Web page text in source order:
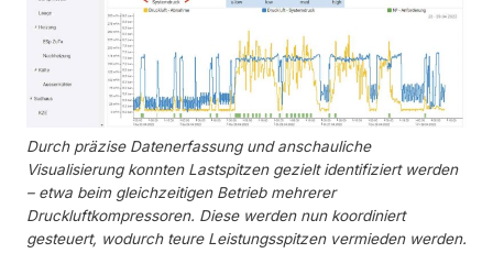
Durch präzise Datenerfassung und anschauliche
Visualisierung konnten Lastspitzen gezielt identifiziert werden
– etwa beim gleichzeitigen Betrieb mehrerer
Druckluftkompressoren. Diese werden nun koordiniert
gesteuert, wodurch teure Leistungsspitzen vermieden werden.